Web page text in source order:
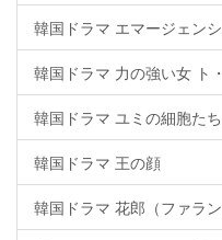
韓国ドラマ エマージェン
韓国ドラマ 力の強い女 ト
韓国ドラマ ユミの細胞たち
韓国ドラマ 王の顔
韓国ドラマ 花郎（ファラン